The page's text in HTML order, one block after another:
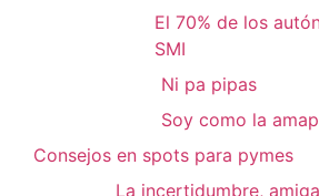
El 70% de los
SMI
Ni pa pipas
Soy como la
Consejos en spots para pymes
La incertidumbre,